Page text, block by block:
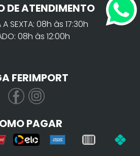
DE ATENDIMENTO
A SEXTA: 08h às 17:30h
08h às 12:00h
FERIMPORT
PAGAR